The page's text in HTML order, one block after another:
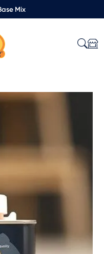
Mix